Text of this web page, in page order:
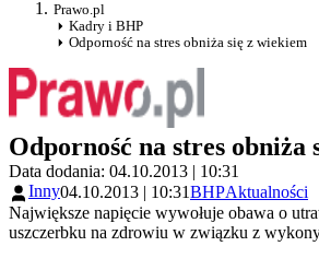
Prawo.pl
Kadry i BHP
Odporność na stres obniża się z wiekiem
Odporność na stres obniża
Data dodania: 04.10.2013 | 10:31
Inny04.10.2013 | 10:31BHPAktualności
Największe napięcie wywołuje obawa o
uszczerbku na zdrowiu w związku z